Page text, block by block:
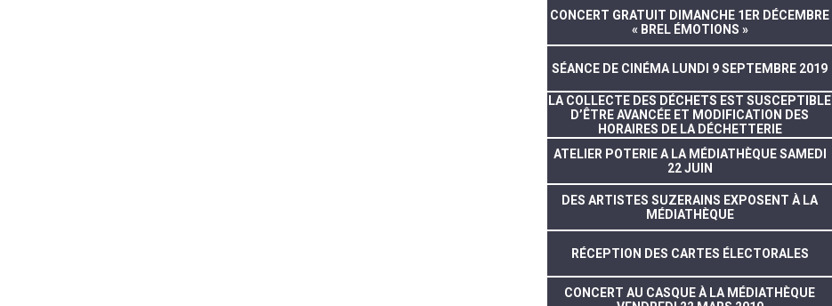
CONCERT GRATUIT DIMANCHE 1ER DÉCEMBRE
« BREL ÉMOTIONS »
SÉANCE DE CINÉMA LUNDI 9 SEPTEMBRE 2019
LA COLLECTE DES DÉCHETS EST SUSCEPTIBLE
D’ÊTRE AVANCÉE ET MODIFICATION DES
HORAIRES DE LA DÉCHETTERIE
ATELIER POTERIE A LA MÉDIATHÈQUE SAMEDI
22 JUIN
DES ARTISTES SUZERAINS EXPOSENT À LA
MÉDIATHÈQUE
RÉCEPTION DES CARTES ÉLECTORALES
CONCERT AU CASQUE À LA MÉDIATHÈQUE